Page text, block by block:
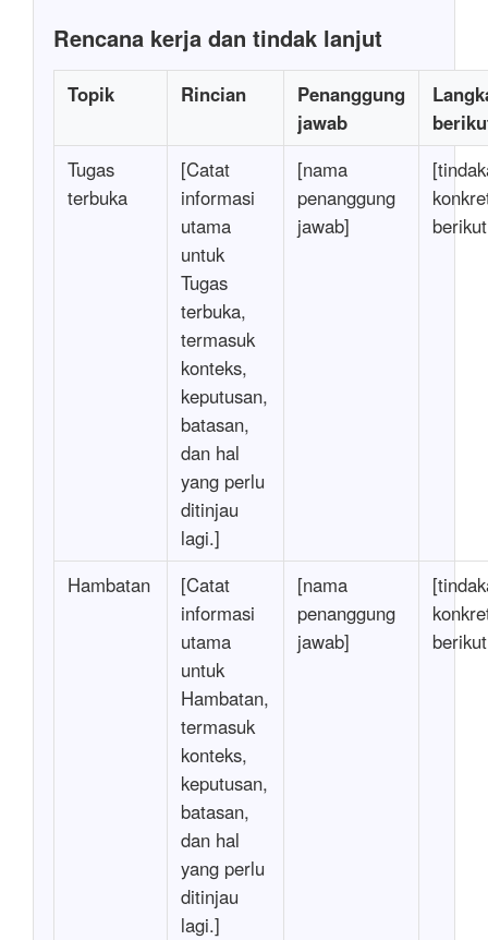
Rencana kerja dan tindak lanjut
Topik Rincian
Penanggung
jawab
Tugas
terbuka
[Catat
informasi
utama
untuk
Tugas
terbuka,
termasuk
konteks,
keputusan,
batasan,
dan hal
yang perlu
ditinjau
lagi.]
[nama
penanggung
jawab]
Hambatan
[Catat
informasi
utama
untuk
Hambatan,
termasuk
konteks,
keputusan,
batasan,
dan hal
yang perlu
ditinjau
lagi.]
[nama
penanggung
jawab]